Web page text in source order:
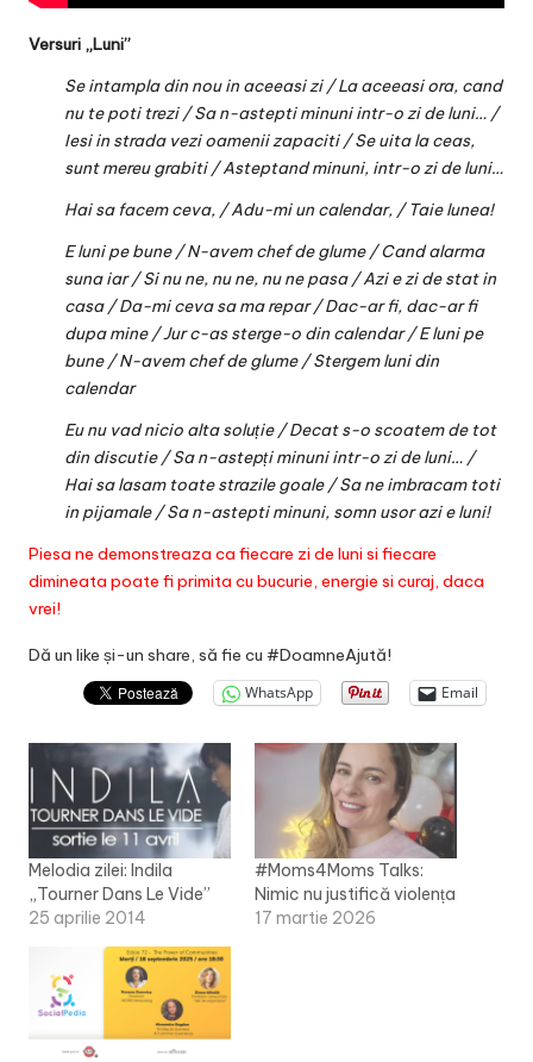
Versuri „Luni”
Se intampla din nou in aceeasi zi / La aceeasi ora, cand
nu te poti trezi / Sa n-astepti minuni intr-o zi de luni… /
Iesi in strada vezi oamenii zapaciti / Se uita la ceas,
sunt mereu grabiti / Asteptand minuni, intr-o zi de luni…
Hai sa facem ceva, / Adu-mi un calendar, / Taie lunea!
E luni pe bune / N-avem chef de glume / Cand alarma
suna iar / Si nu ne, nu ne, nu ne pasa / Azi e zi de stat in
casa / Da-mi ceva sa ma repar / Dac-ar fi, dac-ar fi
dupa mine / Jur c-as sterge-o din calendar / E luni pe
bune / N-avem chef de glume / Stergem luni din
calendar
Eu nu vad nicio alta soluție / Decat s-o scoatem de tot
din discutie / Sa n-astepți minuni intr-o zi de luni… /
Hai sa lasam toate strazile goale / Sa ne imbracam toti
in pijamale / Sa n-astepti minuni, somn usor azi e luni!
Piesa ne demonstreaza ca fiecare zi de luni si fiecare
dimineata poate fi primita cu bucurie, energie si curaj, daca
vrei!
Dă un like și-un share, să fie cu #DoamneAjută!
WhatsApp Email
Melodia zilei: Indila
„Tourner Dans Le Vide”
25 aprilie 2014
#Moms4Moms Talks:
Nimic nu justifică violența
17 martie 2026